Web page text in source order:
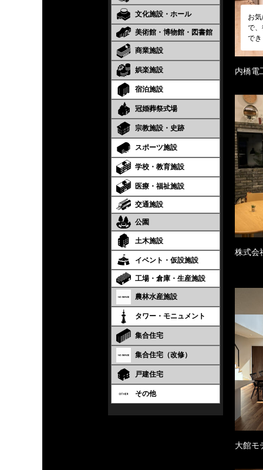
文化施設・ホール
美術館・博物館・図書館
商業施設
娯楽施設
宿泊施設
冠婚葬祭式場
宗教施設・史跡
スポーツ施設
学校・教育施設
医療・福祉施設
交通施設
公園
土木施設
イベント・仮設施設
工場・倉庫・生産施設
農林水産施設
タワー・モニュメント
集合住宅
集合住宅（改修）
戸建住宅
その他
お
で
で
内橋電
株式会
大館モ